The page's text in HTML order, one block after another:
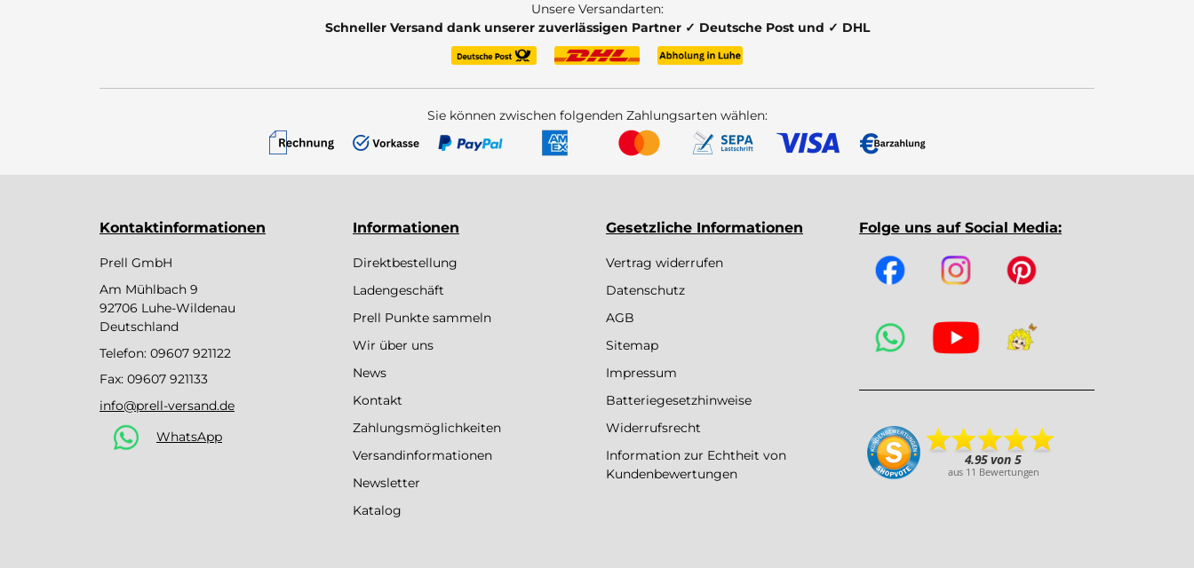
Unsere Versandarten:
Schneller Versand dank unserer zuverlässigen Partner ✓ Deutsche Post und ✓ DHL
Sie können zwischen folgenden Zahlungsarten wählen:
Kontaktinformationen
Prell GmbH
Am Mühlbach 9
92706 Luhe-Wildenau
Deutschland
Telefon: 09607 921122
Fax: 09607 921133
info@prell-versand.de
WhatsApp
Informationen
Direktbestellung
Ladengeschäft
Prell Punkte sammeln
Wir über uns
News
Kontakt
Zahlungsmöglichkeiten
Versandinformationen
Newsletter
Katalog
Gesetzliche Informationen
Vertrag widerrufen
Datenschutz
AGB
Sitemap
Impressum
Batteriegesetzhinweise
Widerrufsrecht
Information zur Echtheit von
Kundenbewertungen
Folge uns auf Social Media: